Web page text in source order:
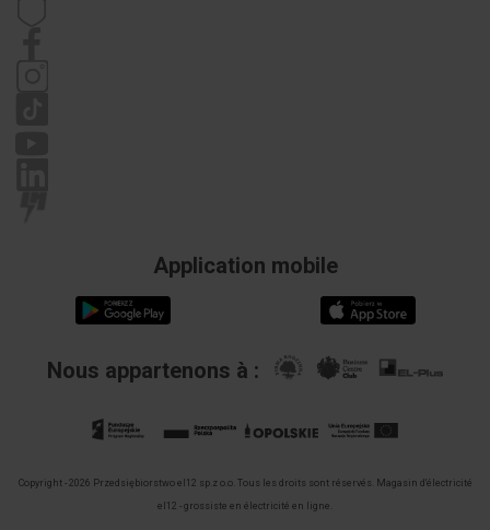
Application mobile
Nous appartenons à :
Copyright - 2026 Przedsiębiorstwo el12 sp.z o.o. Tous les droits sont réservés. Magasin d'électricité
el12 - grossiste en électricité en ligne.